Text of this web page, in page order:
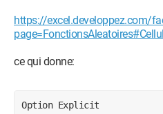
https://excel.developpez.com/
ce qui donne:
Option Explicit